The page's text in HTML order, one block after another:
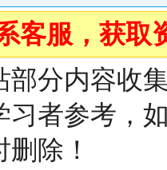
客服，获取
部分内容收
习者参考，
删除！